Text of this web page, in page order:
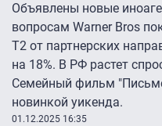
Объявлены новые
вопросам Warner Bros
Т2 от партнерских
на 18%. В РФ растет
Семейный фильм
новинкой уикенда.
01.12.2025 16:35